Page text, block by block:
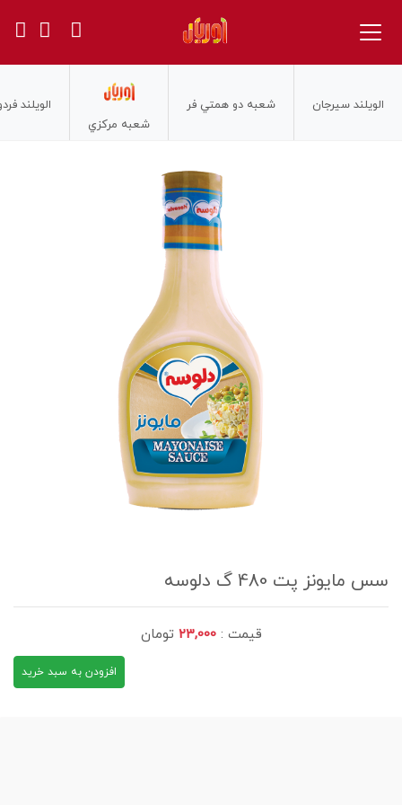
الويلند سيرجان
شعبه دو همتي فر
شعبه مركزي
الويلند
سس مایونز پت 480 گ دلوسه
قیمت : 23,000 تومان
افزودن به سبد خرید